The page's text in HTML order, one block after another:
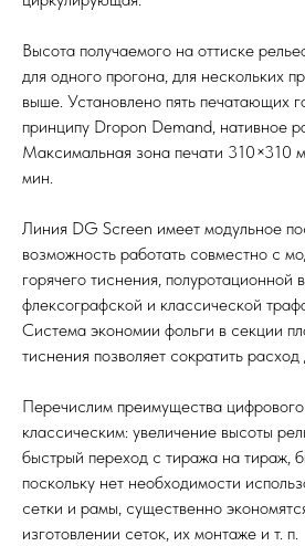
Высота получаемого на оттиске
для одного прогона, для нескольких
выше. Установлено пять печатающих
принципу Dropon Demand, нативное
Максимальная зона печати 310×310
мин.
Линия DG Screen имеет модульное
возможность работать совместно с
горячего тиснения, полуротационной
флексографской и классической
Система экономии фольги в секции
тиснения позволяет сократить
Перечислим преимущества
классическим: увеличение высоты
быстрый переход с тиража на тираж,
поскольку нет необходимости
сетки и рамы, существенно
изготовлении сеток, их монтаже и т. п.